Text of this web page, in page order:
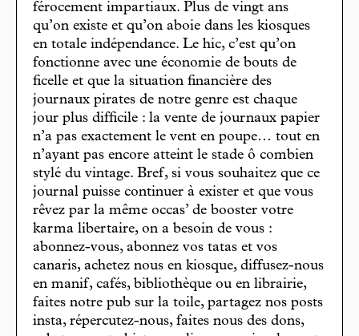
férocement impartiaux. Plus de vingt ans
qu’on existe et qu’on aboie dans les kiosques
en totale indépendance. Le hic, c’est qu’on
fonctionne avec une économie de bouts de
ficelle et que la situation financière des
journaux pirates de notre genre est chaque
jour plus difficile : la vente de journaux papier
n’a pas exactement le vent en poupe… tout en
n’ayant pas encore atteint le stade ô combien
stylé du vintage. Bref, si vous souhaitez que ce
journal puisse continuer à exister et que vous
rêvez par la même occas’ de booster votre
karma libertaire, on a besoin de vous :
abonnez-vous, abonnez vos tatas et vos
canaris, achetez nous en kiosque, diffusez-nous
en manif, cafés, bibliothèque ou en librairie,
faites notre pub sur la toile, partagez nos posts
insta, répercutez-nous, faites nous des dons,